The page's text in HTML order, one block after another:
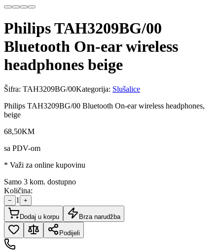
Philips TAH3209BG/00
Bluetooth On-ear wireless
headphones beige
Šifra: TAH3209BG/00Kategorija: Slušalice
Philips TAH3209BG/00 Bluetooth On-ear wireless headphones,
beige
68,50KM
sa PDV-om
* Važi za online kupovinu
Samo 3 kom. dostupno
Količina:
− 1 +
Dodaj u korpu Brza narudžba
Podijeli